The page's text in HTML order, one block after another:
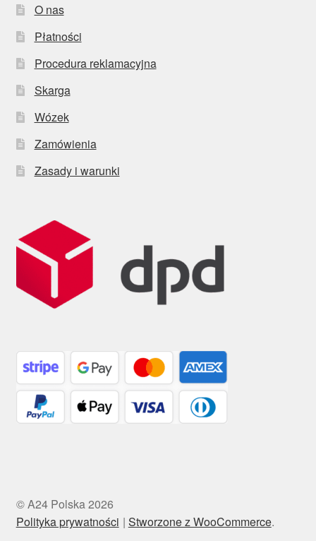
O nas
Płatności
Procedura reklamacyjna
Skarga
Wózek
Zamówienia
Zasady i warunki
© A24 Polska 2026
Polityka prywatności
Stworzone z WooCommerce.